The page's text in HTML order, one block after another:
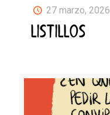
27 marzo, 2026
LISTILLOS